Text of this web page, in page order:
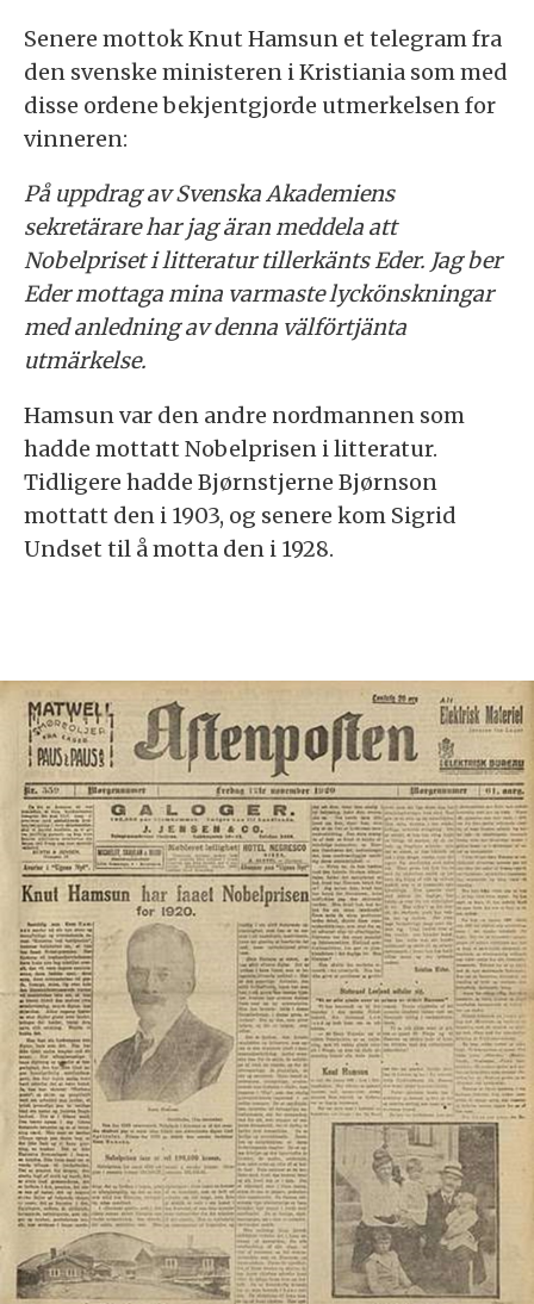
Senere mottok Knut Hamsun et telegram fra
den svenske ministeren i Kristiania som med
disse ordene bekjentgjorde utmerkelsen for
vinneren:
På uppdrag av Svenska Akademiens
sekretärare har jag äran meddela att
Nobelpriset i litteratur tillerkänts Eder. Jag ber
Eder mottaga mina varmaste lyckönskningar
med anledning av denna välförtjänta
utmärkelse.
Hamsun var den andre nordmannen som
hadde mottatt Nobelprisen i litteratur.
Tidligere hadde Bjørnstjerne Bjørnson
mottatt den i 1903, og senere kom Sigrid
Undset til å motta den i 1928.